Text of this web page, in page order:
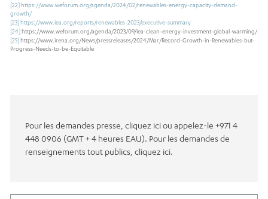
[22] https://www.weforum.org/agenda/2024/02/renewables-energy-capacity-demand-
growth/
[23] https://www.iea.org/reports/renewables-2023/executive-summary
[24] https://www.weforum.org/agenda/2023/09/iea-clean-energy-investment-global-warming/
[25] https://www.irena.org/News/pressreleases/2024/Mar/Record-Growth-in-Renewables-but-
Progress-Needs-to-be-Equitable
Pour les demandes presse, cliquez ici ou appelez-le +971 4
448 0906 (GMT + 4 heures EAU). Pour les demandes de
renseignements tout publics, cliquez ici.